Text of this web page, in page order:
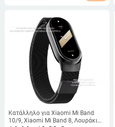
Κατάλληλο για Xiaomi Mi Band
10/9, Xiaomi Mi Band 8, Λουράκι